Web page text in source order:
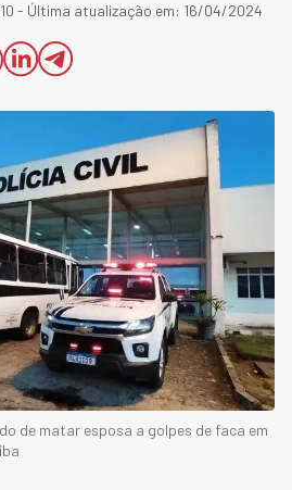
- Última atualização em: 16/04/2024
de matar esposa a golpes de faca em